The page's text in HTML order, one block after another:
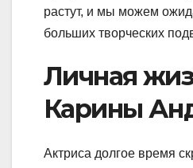
растут, и мы можем
больших творческих
Личная
Карины
Актриса долгое время